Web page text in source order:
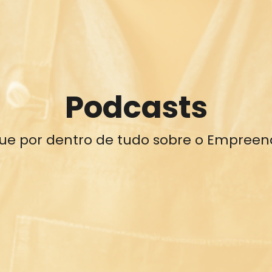
Podcasts
por dentro de tudo sobre o